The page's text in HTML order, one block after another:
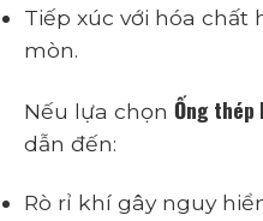
Tiếp xúc với hóa chất
mòn.
Nếu lựa chọn Ống thép
dẫn đến:
Rò rỉ khí gây nguy